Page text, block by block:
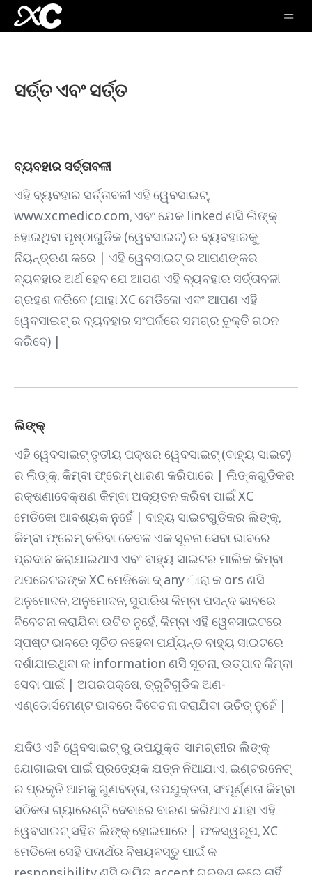
ସର୍ତ୍ତ ଏବଂ ସର୍ତ୍ତ
ବ୍ୟବହାର ସର୍ତ୍ତାବଳୀ
ଏହି ବ୍ୟବହାର ସର୍ତ୍ତାବଳୀ ଏହି ୱେବସାଇଟ୍,
www.xcmedico.com, ଏବଂ ଯେକ linked ଣସି ଲିଙ୍କ୍
ହୋଇଥିବା ପୃଷ୍ଠାଗୁଡିକ (ୱେବସାଇଟ୍) ର ବ୍ୟବହାରକୁ
ନିୟନ୍ତ୍ରଣ କରେ | ଏହି ୱେବସାଇଟ୍ ର ଆପଣଙ୍କର
ବ୍ୟବହାର ଅର୍ଥ ହେବ ଯେ ଆପଣ ଏହି ବ୍ୟବହାର ସର୍ତ୍ତାବଳୀ
ଗ୍ରହଣ କରିବେ (ଯାହା XC ମେଡିକୋ ଏବଂ ଆପଣ ଏହି
ୱେବସାଇଟ୍ ର ବ୍ୟବହାର ସଂପର୍କରେ ସମଗ୍ର ଚୁକ୍ତି ଗଠନ
କରିବେ) |
ଲିଙ୍କ୍
ଏହି ୱେବସାଇଟ୍ ତୃତୀୟ ପକ୍ଷର ୱେବସାଇଟ୍ (ବାହ୍ୟ ସାଇଟ୍)
ର ଲିଙ୍କ୍, କିମ୍ବା ଫ୍ରେମ୍ ଧାରଣ କରିପାରେ | ଲିଙ୍କଗୁଡିକର
ରକ୍ଷଣାବେକ୍ଷଣ କିମ୍ବା ଅଦ୍ୟତନ କରିବା ପାଇଁ XC
ମେଡିକୋ ଆବଶ୍ୟକ ନୁହେଁ | ବାହ୍ୟ ସାଇଟଗୁଡିକର ଲିଙ୍କ୍,
କିମ୍ବା ଫ୍ରେମ୍ କରିବା କେବଳ ଏକ ସୂଚନା ସେବା ଭାବରେ
ପ୍ରଦାନ କରାଯାଇଥାଏ ଏବଂ ବାହ୍ୟ ସାଇଟର ମାଲିକ କିମ୍ବା
ଅପରେଟରଙ୍କ XC ମେଡିକୋ ଦ୍ any ାରା କ ors ଣସି
ଅନୁମୋଦନ, ଅନୁମୋଦନ, ସୁପାରିଶ କିମ୍ବା ପସନ୍ଦ ଭାବରେ
ବିବେଚନା କରାଯିବା ଉଚିତ ନୁହେଁ, କିମ୍ବା ଏହି ୱେବସାଇଟରେ
ସ୍ପଷ୍ଟ ଭାବରେ ସୂଚିତ ନହେବା ପର୍ଯ୍ୟନ୍ତ ବାହ୍ୟ ସାଇଟରେ
ଦର୍ଶାଯାଇଥିବା କ information ଣସି ସୂଚନା, ଉତ୍ପାଦ କିମ୍ବା
ସେବା ପାଇଁ | ଅପରପକ୍ଷେ, ତ୍ରୁଟିଗୁଡିକ ଅଣ-
ଏଣ୍ଡୋର୍ସମେଣ୍ଟ ଭାବରେ ବିବେଚନା କରାଯିବା ଉଚିତ୍ ନୁହେଁ |
ଯଦିଓ ଏହି ୱେବସାଇଟ୍ ରୁ ଉପଯୁକ୍ତ ସାମଗ୍ରୀର ଲିଙ୍କ୍
ଯୋଗାଇବା ପାଇଁ ପ୍ରତ୍ୟେକ ଯତ୍ନ ନିଆଯାଏ, ଇଣ୍ଟରନେଟ୍
ର ପ୍ରକୃତି ଆମକୁ ଗୁଣବତ୍ତା, ଉପଯୁକ୍ତତା, ସଂପୂର୍ଣ୍ଣତା କିମ୍ବା
ସଠିକତା ଗ୍ୟାରେଣ୍ଟି ଦେବାରେ ବାରଣ କରିଥାଏ ଯାହା ଏହି
ୱେବସାଇଟ୍ ସହିତ ଲିଙ୍କ୍ ହୋଇପାରେ | ଫଳସ୍ୱରୂପ, XC
ମେଡିକୋ ସେହି ପଦାର୍ଥର ବିଷୟବସ୍ତୁ ପାଇଁ କ